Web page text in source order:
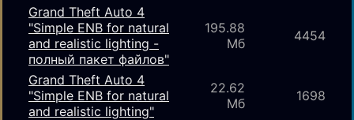
Grand Theft Auto 4
"Simple ENB for natural
and realistic lighting -
полный пакет файлов"
195.88
Мб
4454
Grand Theft Auto 4
"Simple ENB for natural
and realistic lighting"
22.62
Мб
1698